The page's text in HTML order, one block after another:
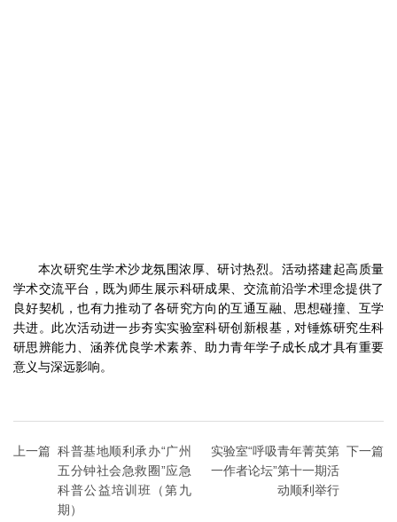
本次研究生学术沙龙氛围浓厚、研讨热烈。活动搭建起高质量
学术交流平台，既为师生展示科研成果、交流前沿学术理念提供了
良好契机，也有力推动了各研究方向的互通互融、思想碰撞、互学
共进。此次活动进一步夯实实验室科研创新根基，对锤炼研究生科
研思辨能力、涵养优良学术素养、助力青年学子成长成才具有重要
意义与深远影响。
上一篇 科普基地顺利承办“广州
五分钟社会急救圈”应急
科普公益培训班（第九
期）
下一篇
实验室“呼吸青年菁英第
一作者论坛”第十一期活
动顺利举行